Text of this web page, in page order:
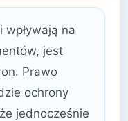
wpływają na
jest
Prawo
ochrony
jednocześnie